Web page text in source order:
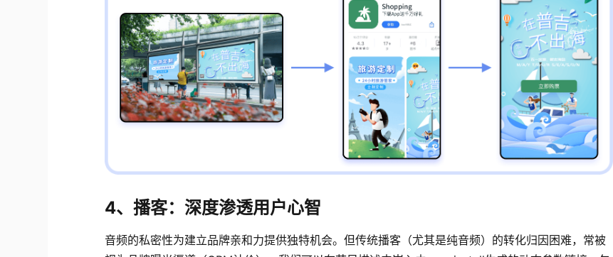
4、播客：深度渗透用户心智
音频的私密性为建立品牌亲和力提供独特机会。但传统播客（尤其是纯音频）的转化归因困难，常被